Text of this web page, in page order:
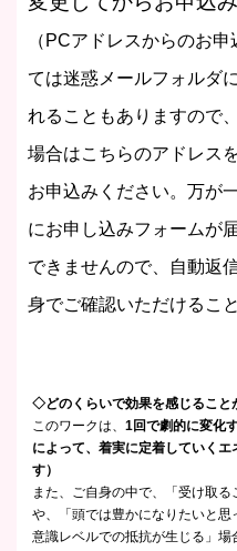
（PCアドレスからのお
ては迷惑メールフォルダ
れることもありますので
場合はこちらのアドレス
お申込みください。万が
にお申し込みフォームが
できませんので、自動返
身でご確認いただけるこ
◇どのくらいで効果を感じること
このワークは、 1回で劇的に変化
によって、着実に定着していく
す）
また、ご自身の中で、「受け取
や、「頭では豊かになりたいと
意識レベルでの抵抗が生じる」